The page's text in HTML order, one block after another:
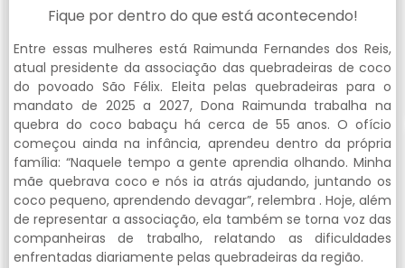
Fique por dentro do que está acontecendo!
Entre essas mulheres está Raimunda Fernandes dos Reis,
atual presidente da associação das quebradeiras de coco
do povoado São Félix. Eleita pelas quebradeiras para o
mandato de 2025 a 2027, Dona Raimunda trabalha na
quebra do coco babaçu há cerca de 55 anos. O ofício
começou ainda na infância, aprendeu dentro da própria
família: “Naquele tempo a gente aprendia olhando. Minha
mãe quebrava coco e nós ia atrás ajudando, juntando os
coco pequeno, aprendendo devagar”, relembra . Hoje, além
de representar a associação, ela também se torna voz das
companheiras de trabalho, relatando as dificuldades
enfrentadas diariamente pelas quebradeiras da região.